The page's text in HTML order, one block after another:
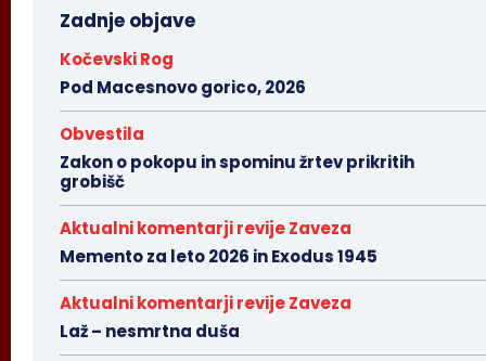
Zadnje objave
Kočevski Rog
Pod Macesnovo gorico, 2026
Obvestila
Zakon o pokopu in spominu žrtev prikritih
grobišč
Aktualni komentarji revije Zaveza
Memento za leto 2026 in Exodus 1945
Aktualni komentarji revije Zaveza
Laž – nesmrtna duša